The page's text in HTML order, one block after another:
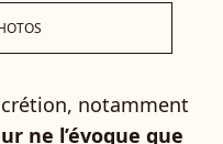
notamment
ne l’évoque que